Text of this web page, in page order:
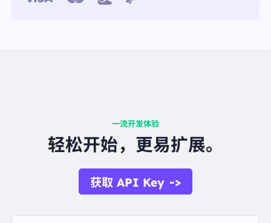
一流开发体验
轻松开始，更易扩展。
获取 API Key ->